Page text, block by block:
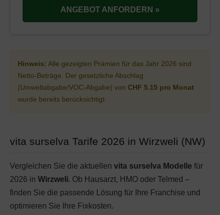
ANGEBOT ANFORDERN »
Hinweis: Alle gezeigten Prämien für das Jahr 2026 sind
Netto-Beträge. Der gesetzliche Abschlag
(Umweltabgabe/VOC-Abgabe) von CHF 5.15 pro Monat
wurde bereits berücksichtigt.
vita surselva Tarife 2026 in Wirzweli (NW)
Vergleichen Sie die aktuellen vita surselva Modelle für
2026 in Wirzweli. Ob Hausarzt, HMO oder Telmed –
finden Sie die passende Lösung für Ihre Franchise und
optimieren Sie Ihre Fixkosten.